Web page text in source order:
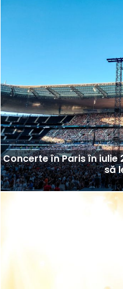
Concerte în Paris în iulie
să